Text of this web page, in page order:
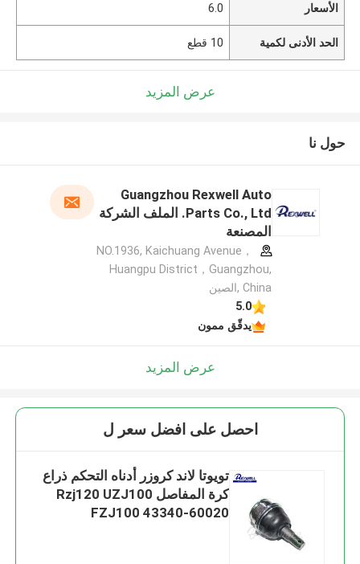
الأسعار 6.0
الحد الأدنى لكمية 10 قطع
عرض المزيد
حول نا
Guangzhou Rexwell Auto
Parts Co., Ltd. الملف الشركة
المصنعة
NO.1936, Kaichuang Avenue，
Huangpu District，Guangzhou,
China ,الصين
5.0
يدقّق ممون
عرض المزيد
احصل على افضل سعر ل
تويوتا لاند كروزر أدناه التحكم ذراع
كرة المفاصل Rzj120 UZJ100
FZJ100 43340-60020